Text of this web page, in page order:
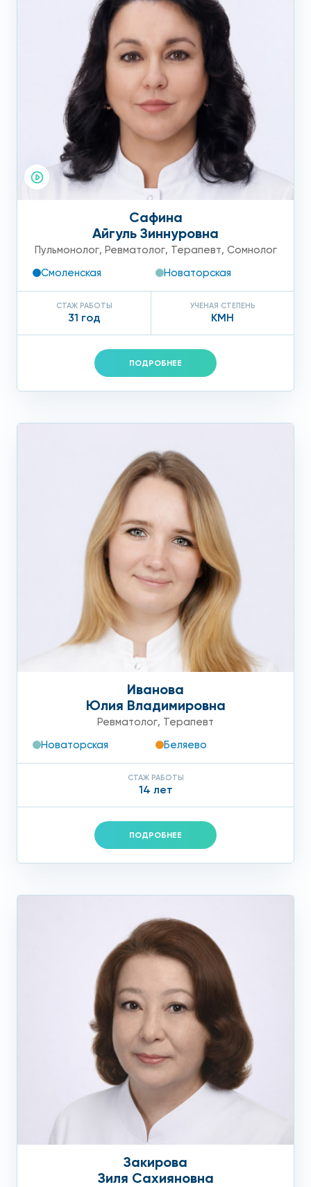
Сафина
Айгуль Зиннуровна
Пульмонолог, Ревматолог, Терапевт, Сомнолог
Смоленская
Новаторская
СТАЖ РАБОТЫ
31 год
УЧЕНАЯ СТЕПЕНЬ
КМН
ПОДРОБНЕЕ
Иванова
Юлия Владимировна
Ревматолог, Терапевт
Новаторская
Беляево
СТАЖ РАБОТЫ
14 лет
ПОДРОБНЕЕ
Закирова
Зиля Сахияновна